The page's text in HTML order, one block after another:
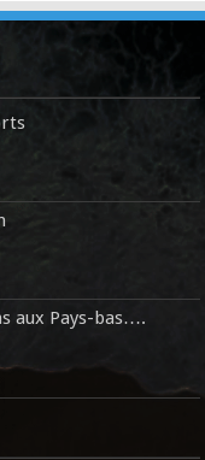
aux Pays-bas….